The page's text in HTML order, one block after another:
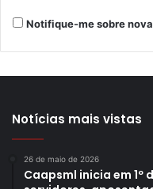
Notifique-me sobre
Notícias mais vistas
26 de maio de 2026
Caapsml inicia em